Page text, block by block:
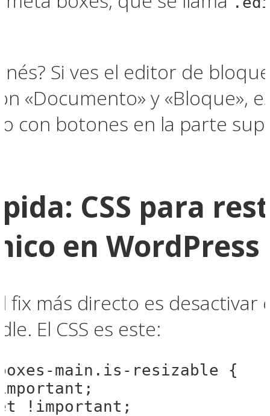
Si ves el editor de
«Documento» y «Bloque»,
con botones en la parte
CSS para
en WordPress
fix más directo es
El CSS es este:
main.is-resizable {
!important;